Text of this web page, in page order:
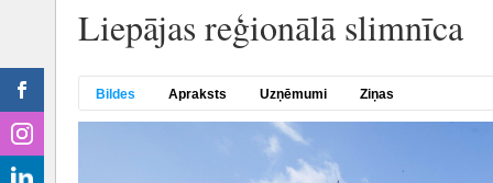
Liepājas reģionālā slimnīca
Bildes Apraksts Uzņēmumi Ziņas